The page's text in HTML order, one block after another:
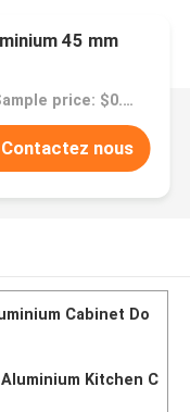
45 mm
Prix：Sample price: $0.50/piece
Contactez nous
Cabinet Do
Kitchen C